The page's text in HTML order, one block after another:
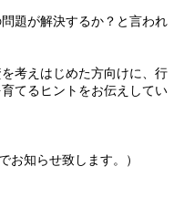
題が解決するか？と言われ
考えはじめた方向けに、行
てるヒントをお伝えしてい
お知らせ致します。）